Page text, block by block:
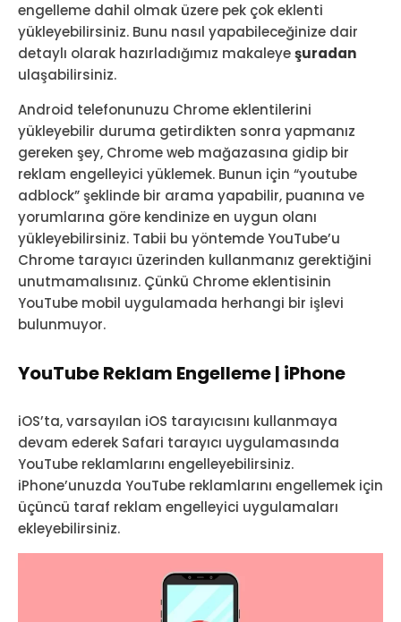
engelleme dahil olmak üzere pek çok eklenti
yükleyebilirsiniz. Bunu nasıl yapabileceğinize dair
detaylı olarak hazırladığımız makaleyeşuradan
ulaşabilirsiniz.
Android telefonunuzu Chrome eklentilerini
yükleyebilir duruma getirdikten sonra yapmanız
gereken şey, Chrome web mağazasına gidip bir
reklam engelleyici yüklemek. Bunun için “youtube
adblock” şeklinde bir arama yapabilir, puanına ve
yorumlarına göre kendinize en uygun olanı
yükleyebilirsiniz. Tabii bu yöntemde YouTube’u
Chrome tarayıcı üzerinden kullanmanız gerektiğini
unutmamalısınız. Çünkü Chrome eklentisinin
YouTube mobil uygulamada herhangi bir işlevi
bulunmuyor.
YouTube Reklam Engelleme | iPhone
iOS’ta, varsayılan iOS tarayıcısını kullanmaya
devam ederek Safari tarayıcı uygulamasında
YouTube reklamlarını engelleyebilirsiniz.
iPhone’unuzda YouTube reklamlarını engellemek için
üçüncü taraf reklam engelleyici uygulamaları
ekleyebilirsiniz.